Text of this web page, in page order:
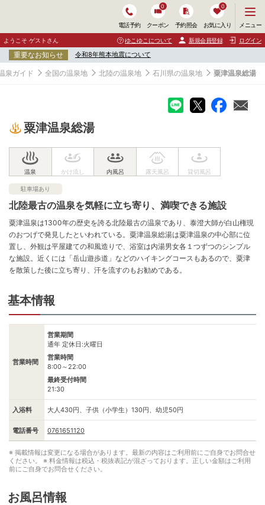
電話予約 クーポン
0
予約照会 お気に入り
0
ニ
ュ
ー
開
く
メニュー
ようこそ ゲストさん ゆこゆこについて 新規会員登録 ログイン
重要なお知らせ 令和8年熊本地震について
泉ガイド 全国の温泉地 北陸の温泉地 石川県の温泉地 粟津温泉総湯
粟津温泉総湯
駐車場あり
北陸最古の温泉を気軽に立ち寄り、満喫できる施設
粟津温泉は1300年の歴史を誇る北陸最古の温泉であり、泰澄大師が白山権現
のおつげで発見したといわれている。粟津温泉総湯は粟津温泉の中心部に位
置し、外観は平屋建ての和風造りで、浴室は内湯男女各１つずつのシンプル
な施設。近くには「岳山遊歩道」などのハイキングコースもあるので、粟津
を散策した後に立ち寄り、汗を流すのもお勧めである。
基本情報
営業時間
営業期間
通年 定休日:火曜日
営業時間
8:00～22:00
最終受付時間
21:30
入浴料 大人430円、子供（小学生）130円、幼児50円
電話番号 0761651120
※ 掲載情報は変更になる場合があります。最新の内容はご利用前にご自身でお問合せ
ください。
※ 料金情報は税込・税抜表記が混ざっております。正しい金額はご利用
前にご自身でお問合せください。
お風呂情報